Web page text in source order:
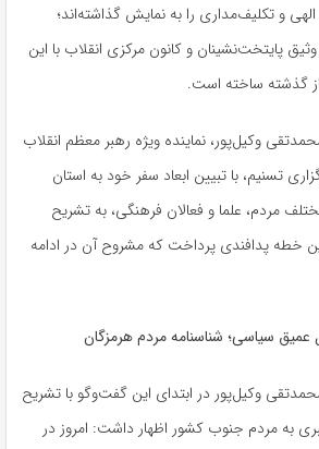
و تکلیف‌مداری را به نمایش گذاشته‌اند؛
پایتخت‌نشینان و کانون مرکزی انقلاب با این
گذشته ساخته است.
وکیل‌پور، نماینده ویژه رهبر معظم انقلاب
تسنیم، با تبیین ابعاد سفر خود به استان
مردم، علما و فعالان فرهنگی، به تشریح
خطه پدافندی پرداخت که مشروح آن در ادامه
سیاسی؛ شناسنامه مردم هرمزگان
وکیل‌پور در ابتدای این گفت‌وگو با تشریح
به مردم جنوب کشور اظهار داشت: امروز در